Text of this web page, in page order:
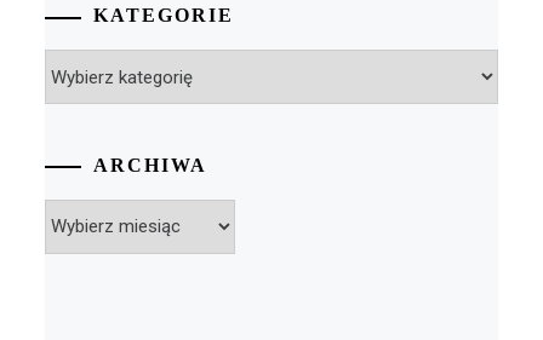
KATEGORIE
ARCHIWA